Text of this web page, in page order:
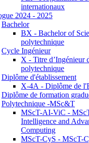
internationaux
2024 - 2025
Bachelor
BX - Bachelor of
polytechnique
Cycle Ingénieur
X - Titre d’Ingénieur
polytechnique
Diplôme d'établissement
X-4A - Diplôme de
Diplôme de formation
Polytechnique -MSc&T
MScT-AI-ViC -
Intelligence and
Computing
MScT-CyS - MScT-